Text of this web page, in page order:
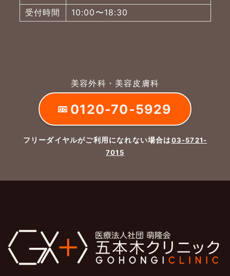
新着情報
五本木クリニックについて
よくあるご質問
受付時間
10:00〜18:30
美容外科・美容皮膚科
0120-70-5929
フリーダイヤルがご利用になれない場合は03-5721-
7015